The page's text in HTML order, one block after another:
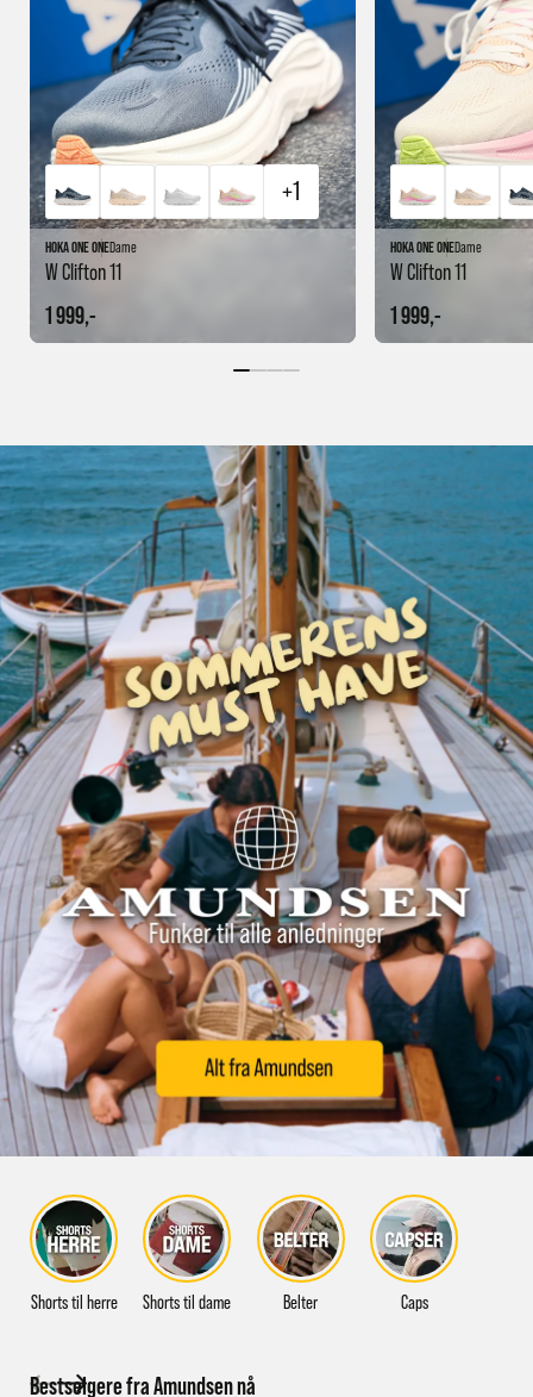
+1
HOKA ONE ONEDame
W Clifton 11
1 999,-
HOKA ONE ONEDame
W Clifton 11
1 999,-
Shorts til herre Shorts til dame Belter Caps
Bestselgere fra Amundsen nå